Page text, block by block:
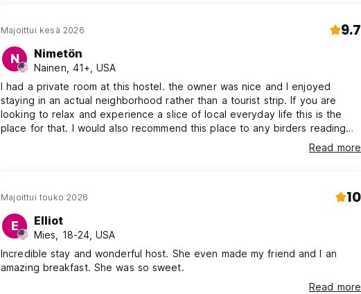
Majoittui kesä 2026 9.7
N Nimetön
Nainen, 41+, USA
I had a private room at this hostel. the owner was nice and I enjoyed
staying in an actual neighborhood rather than a tourist strip. If you are
looking to relax and experience a slice of local everyday life this is the
place for that. I would also recommend this place to any birders reading
this as I saw 2 types of kingfisher the nearby mangroves which was a plus
Read more
Majoittui touko 2026 10
E Elliot
Mies, 18-24, USA
Incredible stay and wonderful host. She even made my friend and I an
amazing breakfast. She was so sweet.
Read more